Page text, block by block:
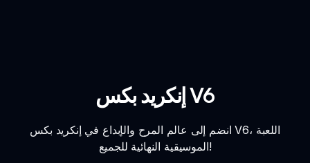
إنكريد بكس V6
انضم إلى عالم المرح والإبداع في إنكريد بكس V6، اللعبة
الموسيقية النهائية للجميع!